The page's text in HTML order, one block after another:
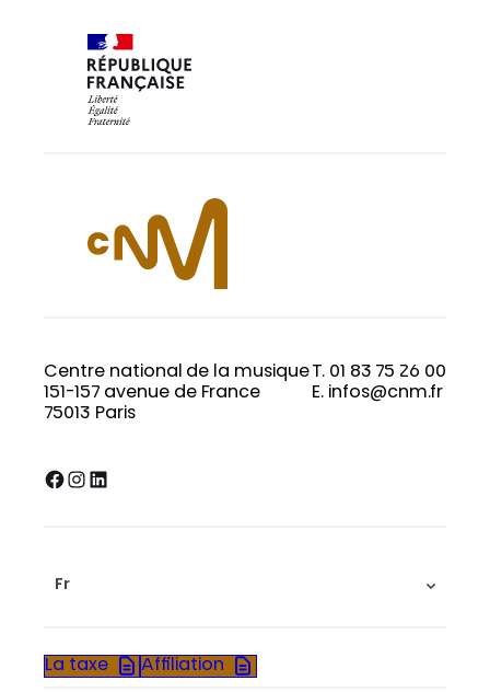
Centre national de la musique
151-157 avenue de France
75013 Paris
T. 01 83 75 26 00
E. infos@cnm.fr
Facebook InstagramLinkedIn
Fr
La taxe Affiliation